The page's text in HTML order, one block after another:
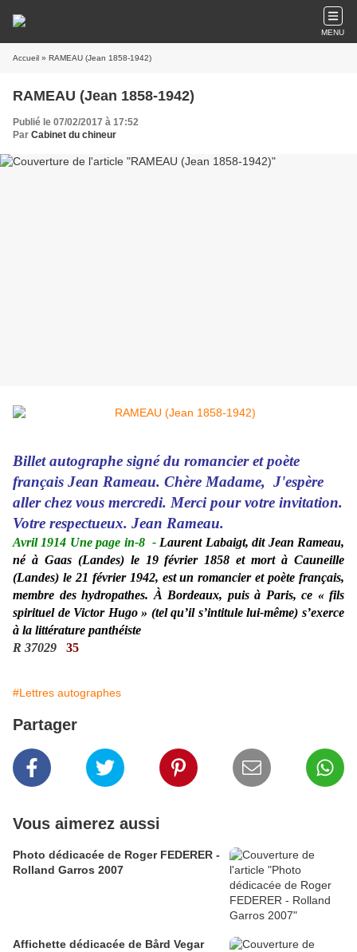
MENU
Accueil » RAMEAU (Jean 1858-1942)
RAMEAU (Jean 1858-1942)
Publié le 07/02/2017 à 17:52
Par Cabinet du chineur
Billet autographe signé du romancier et poète
français Jean Rameau. Chère Madame, J'espère
aller chez vous mercredi. Merci pour votre invitation.
Votre respectueux. Jean Rameau.
Avril 1914 Une page in-8 - Laurent Labaigt, dit Jean Rameau,
né à Gaas (Landes) le 19 février 1858 et mort à Cauneille
(Landes) le 21 février 1942, est un romancier et poète français,
membre des hydropathes. À Bordeaux, puis à Paris, ce « fils
spirituel de Victor Hugo » (tel qu’il s’intitule lui-même) s’exerce
à la littérature panthéiste
R 37029
35
#Lettres autographes
Partager
Vous aimerez aussi
Photo dédicacée de Roger FEDERER -
Rolland Garros 2007
Affichette dédicacée de Bård Vegar